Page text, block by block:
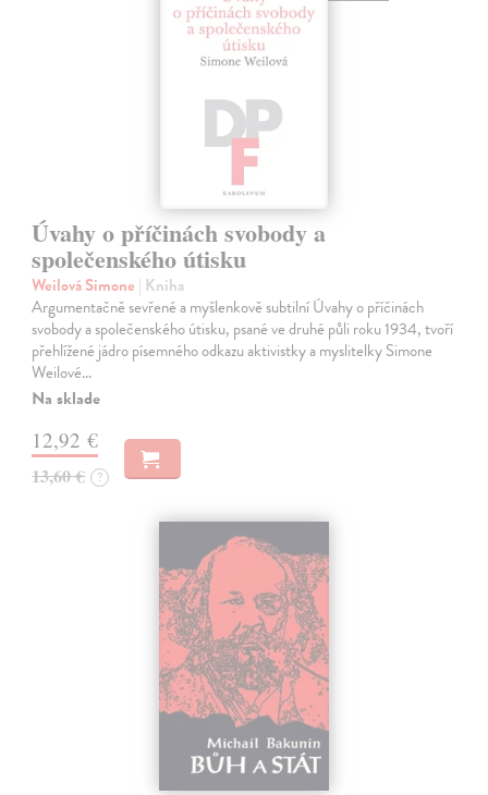
Úvahy o příčinách svobody a
společenského útisku
Weilová Simone | Kniha
Argumentačně sevřené a myšlenkově subtilní Úvahy o příčinách
svobody a společenského útisku, psané ve druhé půli roku 1934, tvoří
přehlížené jádro písemného odkazu aktivistky a myslitelky Simone
Weilové…
Na sklade
12,92 €
13,60 € ?